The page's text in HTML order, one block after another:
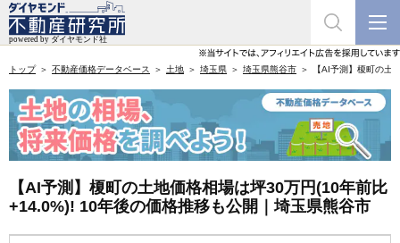
トップ 不動産価格データベース 土地 埼玉県 埼玉県熊谷市 【AI予測】榎町の
【AI予測】榎町の土地価格相場は坪30万円(10年前比
+14.0%)! 10年後の価格推移も公開｜埼玉県熊谷市